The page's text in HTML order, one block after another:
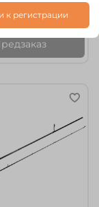
к регистрации